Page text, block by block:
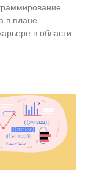
в плане
в области